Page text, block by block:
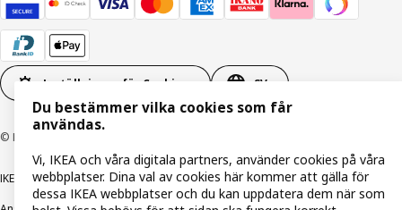
Inställningar för Cookies SV
© Inter IKEA Systems B.V. 1999-2026
IKEA Family integritetspolicyIntegritetspolicyCookiepolicy
Du bestämmer vilka cookies som får
användas.
Vi, IKEA och våra digitala partners, använder cookies på våra
webbplatser. Dina val av cookies här kommer att gälla för
dessa IKEA webbplatser och du kan uppdatera dem när som